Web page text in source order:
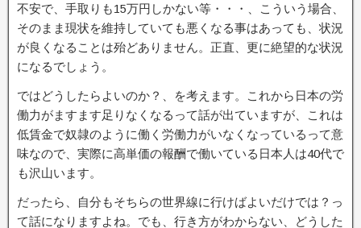
不安で、手取りも15万円しかない等・・・、こういう場合、
そのまま現状を維持していても悪くなる事はあっても、状況
が良くなることは殆どありません。正直、更に絶望的な状況
になるでしょう。
ではどうしたらよいのか？、を考えます。これから日本の労
働力がますます足りなくなるって話が出ていますが、これは
低賃金で奴隷のように働く労働力がいなくなっているって意
味なので、実際に高単価の報酬で働いている日本人は40代で
も沢山います。
だったら、自分もそちらの世界線に行けばよいだけでは？っ
て話になりますよね。でも、行き方がわからない、どうした